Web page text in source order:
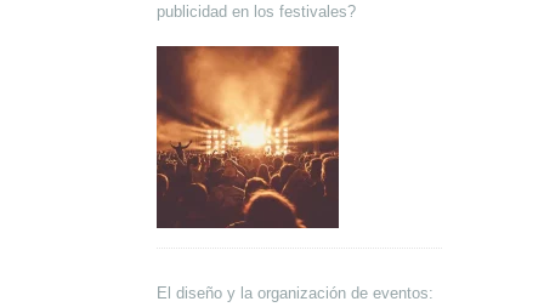
publicidad en los festivales?
El diseño y la organización de eventos: